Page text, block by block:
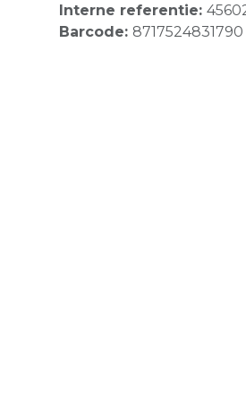
Interne referentie:
Barcode: 8717524831790